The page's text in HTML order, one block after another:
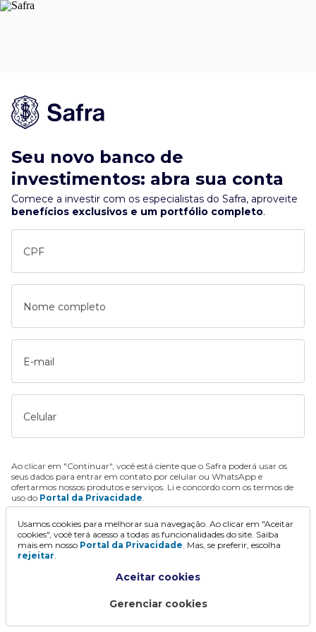
Seu novo banco de
investimentos: abra sua conta
Comece a investir com os especialistas do Safra, aproveite
benefícios exclusivos e um portfólio completo.
CPF
Nome completo
E-mail
Celular
Ao clicar em "Continuar", você está ciente que o Safra poderá usar os
seus dados para entrar em contato por celular ou WhatsApp e
ofertarmos nossos produtos e serviços. Li e concordo com os termos de
uso do Portal da Privacidade.
Continuar
Usamos cookies para melhorar sua navegação. Ao clicar em "Aceitar
cookies", você terá acesso a todas as funcionalidades do site. Saiba
mais em nosso Portal da Privacidade. Mas, se preferir, escolha
rejeitar.
Aceitar cookies
Gerenciar cookies